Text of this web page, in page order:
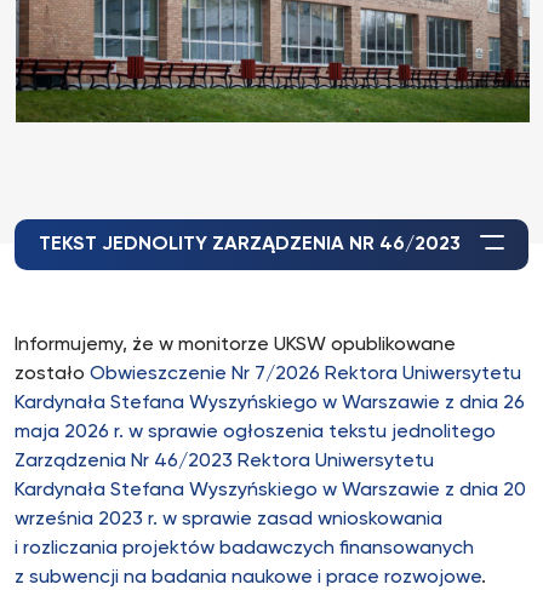
TEKST JEDNOLITY ZARZĄDZENIA NR 46/2023
Informujemy, że w monitorze UKSW opublikowane
zostało Obwieszczenie Nr 7/2026 Rektora Uniwersytetu
Kardynała Stefana Wyszyńskiego w Warszawie z dnia 26
maja 2026 r. w sprawie ogłoszenia tekstu jednolitego
Zarządzenia Nr 46/2023 Rektora Uniwersytetu
Kardynała Stefana Wyszyńskiego w Warszawie z dnia 20
września 2023 r. w sprawie zasad wnioskowania
i rozliczania projektów badawczych finansowanych
z subwencji na badania naukowe i prace rozwojowe.